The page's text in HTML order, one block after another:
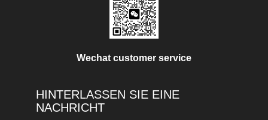
Wechat customer service
HINTERLASSEN SIE EINE
NACHRICHT